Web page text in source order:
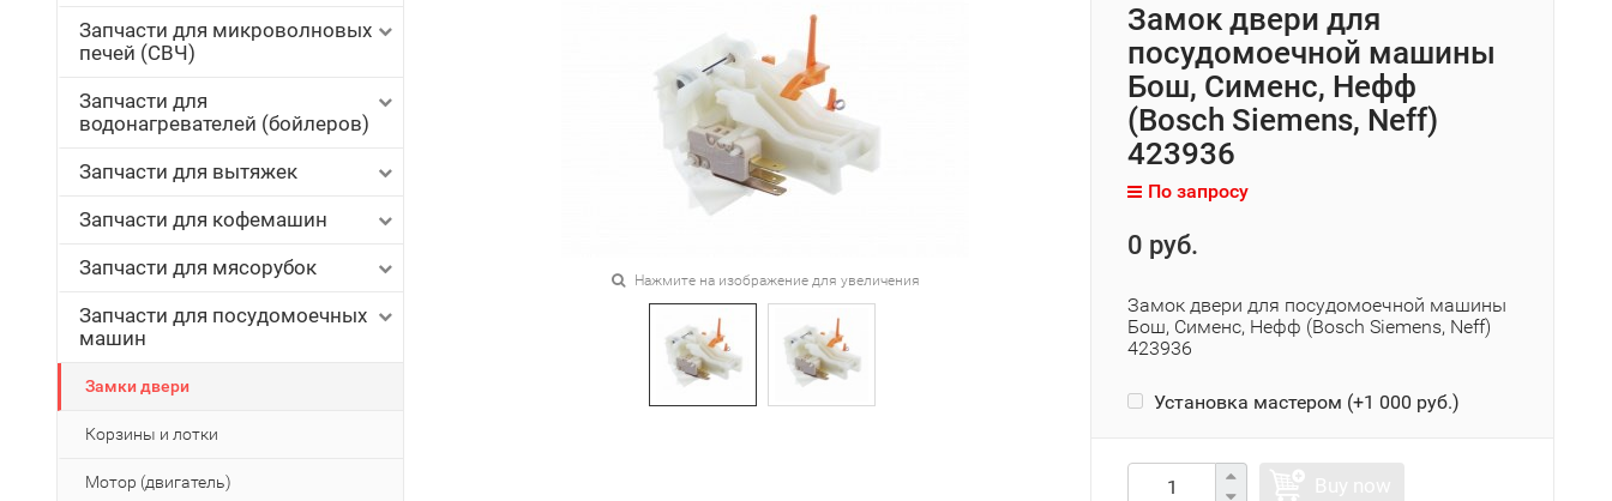
Запчасти для микроволновых
печей (СВЧ)
Запчасти для
водонагревателей (бойлеров)
Запчасти для вытяжек
Запчасти для кофемашин
Запчасти для мясорубок
Запчасти для посудомоечных
машин
Замки двери
Корзины и лотки
Мотор (двигатель)
Нажмите на изображение для увеличения
Замок двери для
посудомоечной машины
Бош, Сименс, Нефф
(Bosch Siemens, Neff)
423936
По запросу
0 руб.
Замок двери для посудомоечной машины
Бош, Сименс, Нефф (Bosch Siemens, Neff)
423936
Установка мастером (+1 000 руб.)